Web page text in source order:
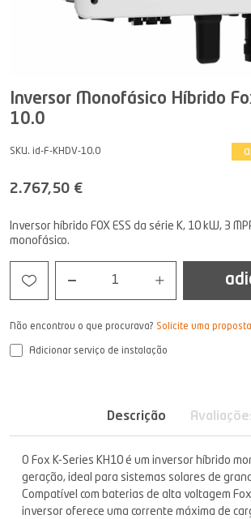
Inversor Monofásico Híbrido
10.0
SKU. id-F-KHDV-10.0
2.767,50 €
Inversor híbrido FOX ESS da série K, 10 kW, 3
monofásico.
1
Não encontrou o que procurava? Solicite uma
Adicionar serviço de instalação
Descrição
O Fox K-Series KH10 é um inversor híbrido
geração, ideal para sistemas solares de
Compatível com baterias de alta voltagem Fox
inversor oferece uma corrente máxima de